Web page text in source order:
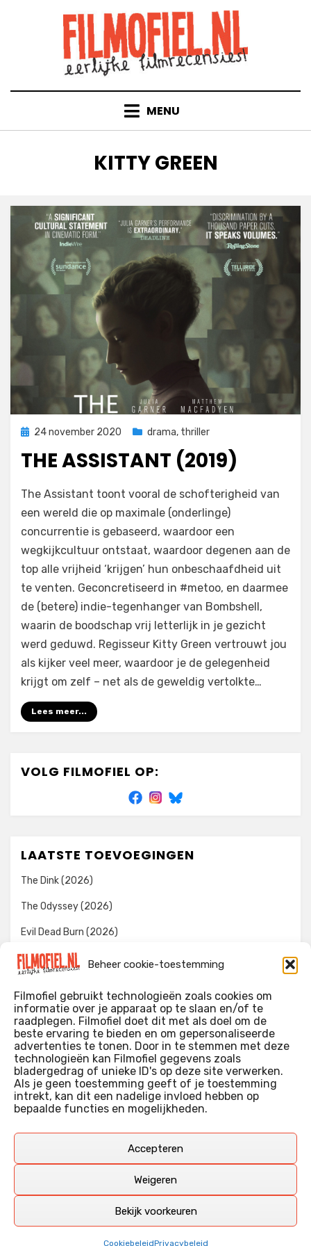
Beheer cookie-toestemming
Filmofiel gebruikt technologieën zoals cookies om
informatie over je apparaat op te slaan en/of te
raadplegen. Filmofiel doet dit met als doel om de
beste ervaring te bieden en om gepersonaliseerde
advertenties te tonen. Door in te stemmen met deze
technologieën kan Filmofiel gegevens zoals
bladergedrag of unieke ID's op deze site verwerken.
Als je geen toestemming geeft of je toestemming
intrekt, kan dit een nadelige invloed hebben op
bepaalde functies en mogelijkheden.
Accepteren
Weigeren
Bekijk voorkeuren
CookiebeleidPrivacybeleid
MENU
TAG
:
KITTY GREEN
Geplaatst
24 november 2020 drama, thriller
THE ASSISTANT (2019)
door Filmofiel.nl
Laat een reactie achter
Assistant
(2019)
The Assistant toont vooral de schofterigheid van
een wereld die op maximale (onderlinge)
concurrentie is gebaseerd, waardoor een
wegkijkcultuur ontstaat, waardoor degenen aan de
top alle vrijheid ‘krijgen’ hun onbeschaafdheid uit
te venten. Geconcretiseerd in #metoo, en daarmee
de (betere) indie-tegenhanger van Bombshell,
waarin de boodschap vrij letterlijk in je gezicht
werd geduwd. Regisseur Kitty Green vertrouwt jou
als kijker veel meer, waardoor je de gelegenheid
krijgt om zelf – net als de geweldig vertolkte…
Lees meer...
VOLG FILMOFIEL OP:
LAATSTE TOEVOEGINGEN
The Dink (2026)
The Odyssey (2026)
Evil Dead Burn (2026)
The Invite (2026)
WIE IK BEN…?
Ik ben ooit begonnen met m’n recensies omdat ik zoveel
films keek dat ik af en toe niet meer wist welke ik nu wel of
niet gezien had. Ik ben een filmliefhebber, heb als hobby nog
erg lang in een videotheek gewerkt, en heb als coproducent
Deze recensies zijn dan ook vooral vrij pretentieloze
aangevuld met een groeiende kennis over de kunde én de
kunst van het maken van film.